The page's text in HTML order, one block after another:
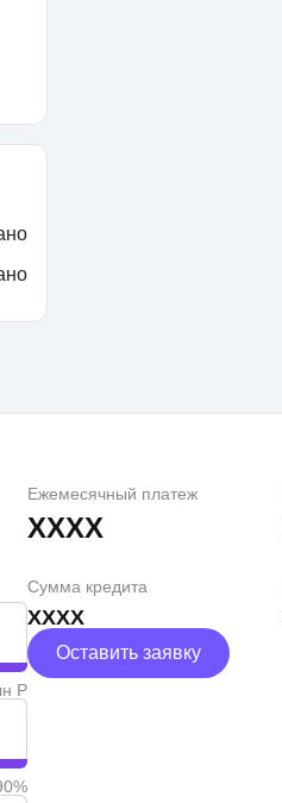
Р
Ежемесячный платеж
XXXX
Сумма кредита
XXXX
Оставить заявку